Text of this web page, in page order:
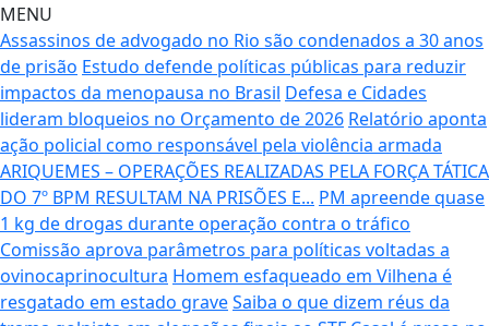
MENU
Assassinos de advogado no Rio são condenados a 30 anos
de prisão Estudo defende políticas públicas para reduzir
impactos da menopausa no Brasil Defesa e Cidades
lideram bloqueios no Orçamento de 2026 Relatório aponta
ação policial como responsável pela violência armada
ARIQUEMES – OPERAÇÕES REALIZADAS PELA FORÇA TÁTICA
DO 7º BPM RESULTAM NA PRISÕES E... PM apreende quase
1 kg de drogas durante operação contra o tráfico
Comissão aprova parâmetros para políticas voltadas a
ovinocaprinocultura Homem esfaqueado em Vilhena é
resgatado em estado graveSaiba o que dizem réus da